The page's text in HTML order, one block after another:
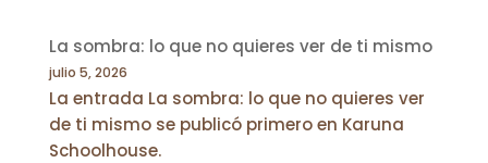
La sombra: lo que no quieres ver de ti mismo
julio 5, 2026
La entrada La sombra: lo que no quieres ver
de ti mismo se publicó primero en Karuna
Schoolhouse.